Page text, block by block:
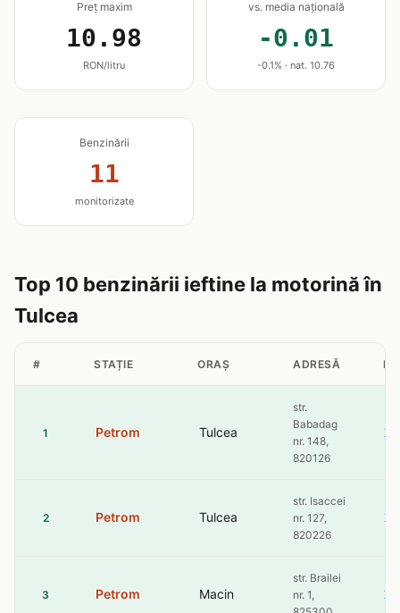
Preț maxim
10.98
RON/litru
vs. media națională
-0.01
-0.1% · nat. 10.76
Benzinării
11
monitorizate
Top 10 benzinării ieftine la motorină în
Tulcea
# STAȚIE ORAȘ ADRESĂ
1 Petrom Tulcea
str.
Babadag
nr. 148,
820126
2 Petrom Tulcea
str. Isaccei
nr. 127,
820226
3 Petrom Macin
str. Brailei
nr. 1,